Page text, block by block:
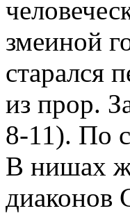
змеиной
старался
из прор.
8-11). По
В нишах
диаконов